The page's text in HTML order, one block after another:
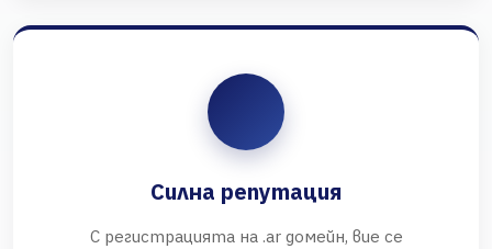
Силна репутация
С регистрацията на .ar домейн, вие се